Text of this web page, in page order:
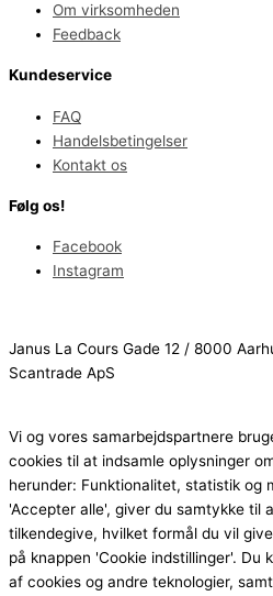
Om virksomheden
Feedback
Kundeservice
FAQ
Handelsbetingelser
Kontakt os
Følg os!
Facebook
Instagram
Janus La Cours Gade 12 / 8000
Scantrade ApS
Vi og vores samarbejdspartnere
cookies til at indsamle oplysninger
herunder: Funktionalitet, statistik og
'Accepter alle', giver du samtykke til
tilkendegive, hvilket formål du vil
på knappen 'Cookie indstillinger'.
af cookies og andre teknologier,